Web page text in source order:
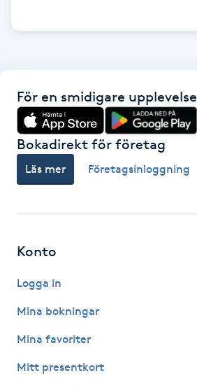
Hälsprickor
Idrottsmassage
IPL
Japansk massage
För en smidigare upplevelse
Bokadirekt för företag
Läs mer Företagsinloggning
Konto
Logga in
Mina bokningar
Mina favoriter
Mitt presentkort